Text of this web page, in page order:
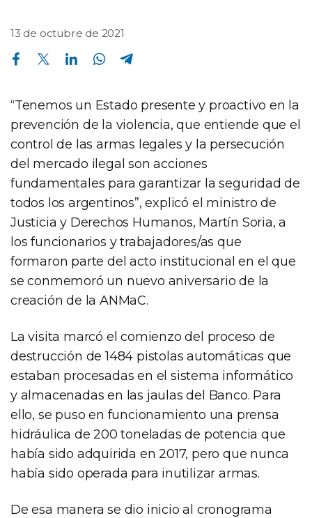
13 de octubre de 2021
Compartir en Facebook Compartir en Twitter Compartir en Linkedin Compartir en Whatsapp
“Tenemos un Estado presente y proactivo en la
prevención de la violencia, que entiende que el
control de las armas legales y la persecución
del mercado ilegal son acciones
fundamentales para garantizar la seguridad de
todos los argentinos”, explicó el ministro de
Justicia y Derechos Humanos, Martín Soria, a
los funcionarios y trabajadores/as que
formaron parte del acto institucional en el que
se conmemoró un nuevo aniversario de la
creación de la ANMaC.
La visita marcó el comienzo del proceso de
destrucción de 1484 pistolas automáticas que
estaban procesadas en el sistema informático
y almacenadas en las jaulas del Banco. Para
ello, se puso en funcionamiento una prensa
hidráulica de 200 toneladas de potencia que
había sido adquirida en 2017, pero que nunca
había sido operada para inutilizar armas.
De esa manera se dio inicio al cronograma